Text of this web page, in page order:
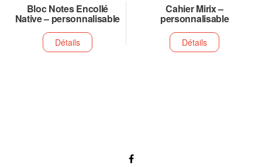
Bloc Notes Encollé
Native – personnalisable
Détails
Cahier Mirix –
personnalisable
Détails